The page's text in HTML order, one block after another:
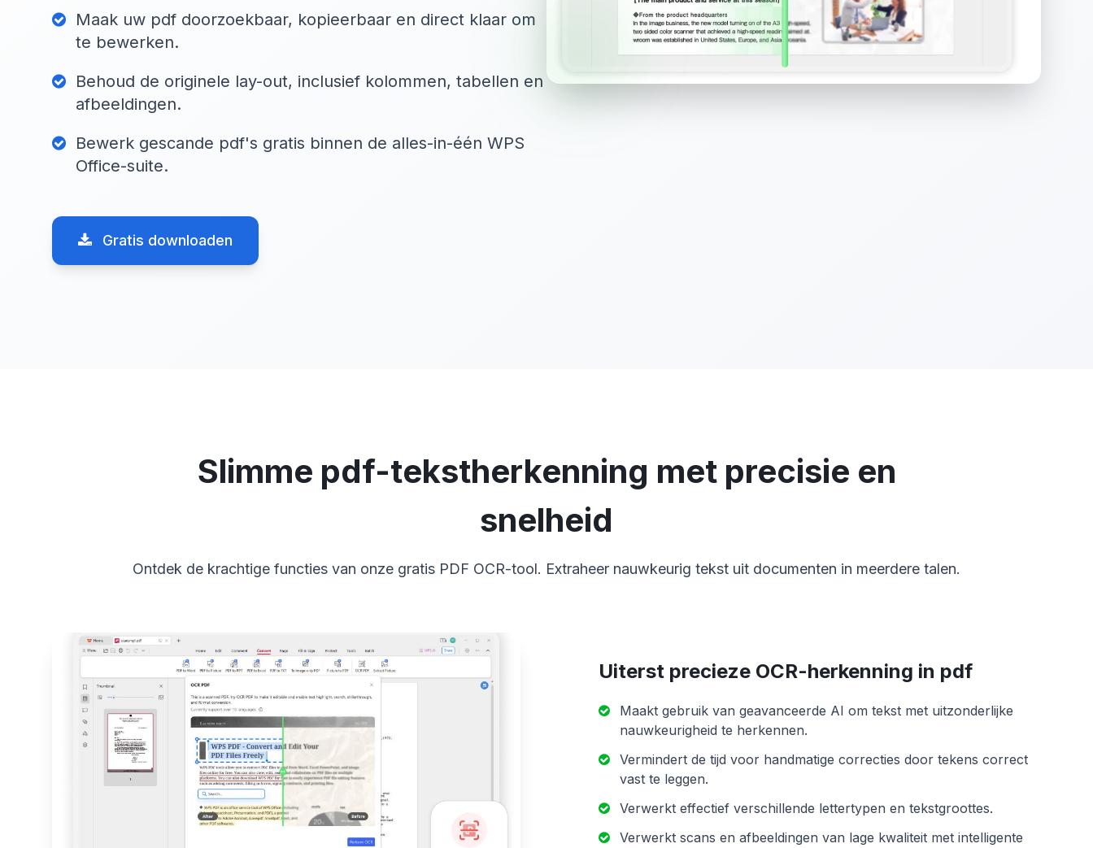
Maak uw pdf doorzoekbaar, kopieerbaar en direct klaar om
te bewerken.
Behoud de originele lay-out, inclusief kolommen, tabellen en
afbeeldingen.
Bewerk gescande pdf's gratis binnen de alles-in-één WPS
Office-suite.
Gratis downloaden
Slimme pdf-tekstherkenning met precisie en
snelheid
Ontdek de krachtige functies van onze gratis PDF OCR-tool. Extraheer nauwkeurig tekst uit documenten in meerdere talen.
Uiterst precieze OCR-herkenning in pdf
Maakt gebruik van geavanceerde AI om tekst met uitzonderlijke
nauwkeurigheid te herkennen.
Vermindert de tijd voor handmatige correcties door tekens correct
vast te leggen.
Verwerkt effectief verschillende lettertypen en tekstgroottes.
Verwerkt scans en afbeeldingen van lage kwaliteit met intelligente